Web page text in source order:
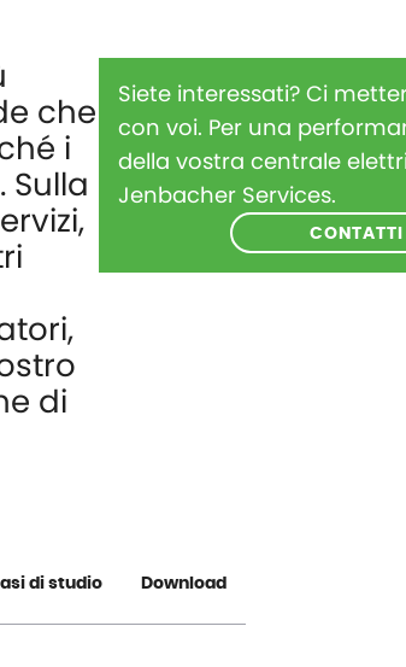
che
i
di
Siete interessati? Ci
con voi. Per una
della vostra centrale
Jenbacher Services.
CONTATTI
di studio Download